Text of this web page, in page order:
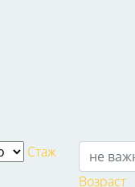
Стаж
Возраст